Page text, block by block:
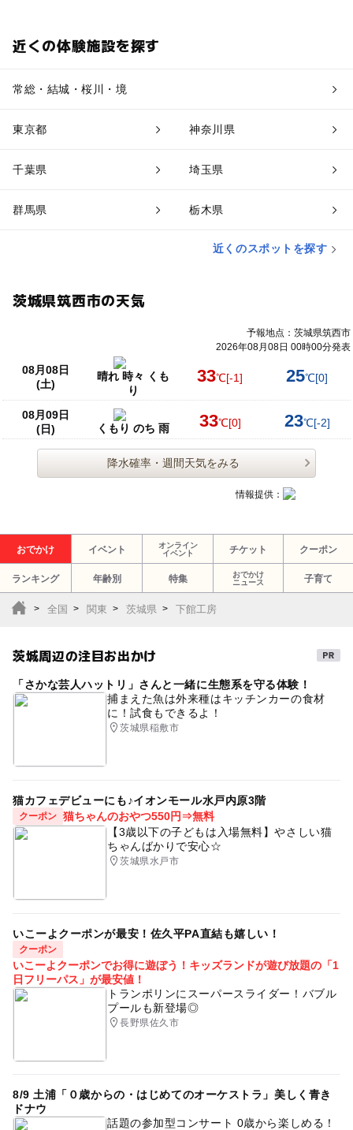
近くの体験施設を探す
常総・結城・桜川・境
東京都 神奈川県
千葉県 埼玉県
群馬県 栃木県
近くのスポットを探す
茨城県筑西市の天気
予報地点：茨城県筑西市
2026年08月08日 00時00分発表
08月08日
(土)
晴れ 時々 くも
り
33℃[-1] 25℃[0]
08月09日
(日)
くもり のち 雨 33℃[0] 23℃[-2]
降水確率・週間天気をみる
情報提供：
おでかけ イベント
オンライン
イベント
チケット クーポン
ランキング 年齢別 特集
おでかけ
ニュース
子育て
全国 関東 茨城県 下館工房
茨城周辺の注目お出かけ
「さかな芸人ハットリ」さんと一緒に生態系を守る体験！
捕まえた魚は外来種はキッチンカーの食材
に！試食もできるよ！
茨城県稲敷市
猫カフェデビューにも♪イオンモール水戸内原3階
クーポン 猫ちゃんのおやつ550円⇒無料
【3歳以下の子どもは入場無料】やさしい猫
ちゃんばかりで安心☆
茨城県水戸市
いこーよクーポンが最安！佐久平PA直結も嬉しい！
クーポン
いこーよクーポンでお得に遊ぼう！キッズランドが遊び放題の「1
日フリーパス」が最安値！
トランポリンにスーパースライダー！バブル
プールも新登場◎
長野県佐久市
8/9 土浦「０歳からの・はじめてのオーケストラ」美しく青き
ドナウ
話題の参加型コンサート 0歳から楽しめる！